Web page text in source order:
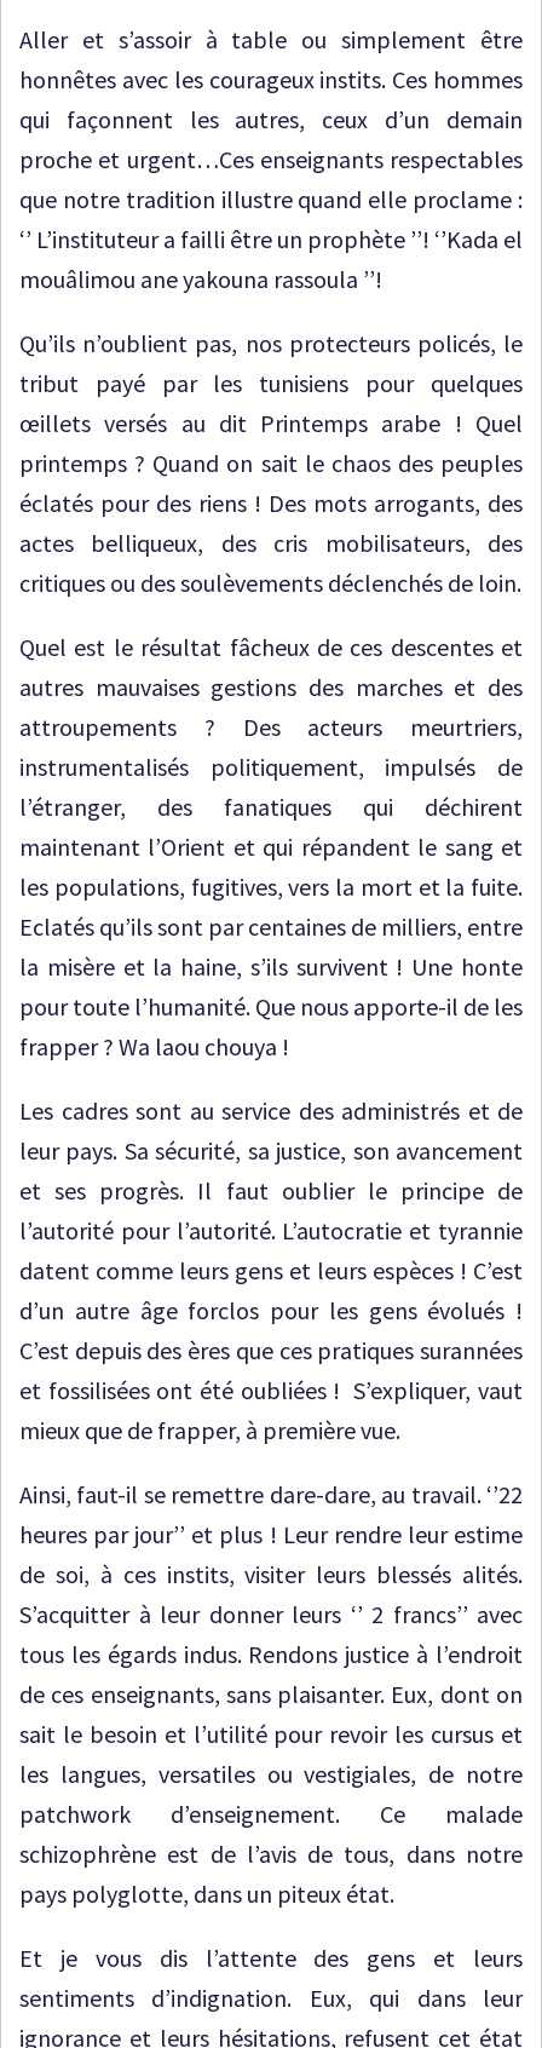
Aller et s’assoir à table ou simplement être
honnêtes avec les courageux instits. Ces hommes
qui façonnent les autres, ceux d’un demain
proche et urgent…Ces enseignants respectables
que notre tradition illustre quand elle proclame :
‘’ L’instituteur a failli être un prophète ’’! ‘’Kada el
mouâlimou ane yakouna rassoula ’’!
Qu’ils n’oublient pas, nos protecteurs policés, le
tribut payé par les tunisiens pour quelques
œillets versés au dit Printemps arabe ! Quel
printemps ? Quand on sait le chaos des peuples
éclatés pour des riens ! Des mots arrogants, des
actes belliqueux, des cris mobilisateurs, des
critiques ou des soulèvements déclenchés de loin.
Quel est le résultat fâcheux de ces descentes et
autres mauvaises gestions des marches et des
attroupements ? Des acteurs meurtriers,
instrumentalisés politiquement, impulsés de
l’étranger, des fanatiques qui déchirent
maintenant l’Orient et qui répandent le sang et
les populations, fugitives, vers la mort et la fuite.
Eclatés qu’ils sont par centaines de milliers, entre
la misère et la haine, s’ils survivent ! Une honte
pour toute l’humanité. Que nous apporte-il de les
frapper ? Wa laou chouya !
Les cadres sont au service des administrés et de
leur pays. Sa sécurité, sa justice, son avancement
et ses progrès. Il faut oublier le principe de
l’autorité pour l’autorité. L’autocratie et tyrannie
datent comme leurs gens et leurs espèces ! C’est
d’un autre âge forclos pour les gens évolués !
C’est depuis des ères que ces pratiques surannées
et fossilisées ont été oubliées ! S’expliquer, vaut
mieux que de frapper, à première vue.
Ainsi, faut-il se remettre dare-dare, au travail. ‘’22
heures par jour’’ et plus ! Leur rendre leur estime
de soi, à ces instits, visiter leurs blessés alités.
S’acquitter à leur donner leurs ‘’ 2 francs’’ avec
tous les égards indus. Rendons justice à l’endroit
de ces enseignants, sans plaisanter. Eux, dont on
sait le besoin et l’utilité pour revoir les cursus et
les langues, versatiles ou vestigiales, de notre
patchwork d’enseignement. Ce malade
schizophrène est de l’avis de tous, dans notre
pays polyglotte, dans un piteux état.
Et je vous dis l’attente des gens et leurs
sentiments d’indignation. Eux, qui dans leur
ignorance et leurs hésitations, refusent cet état